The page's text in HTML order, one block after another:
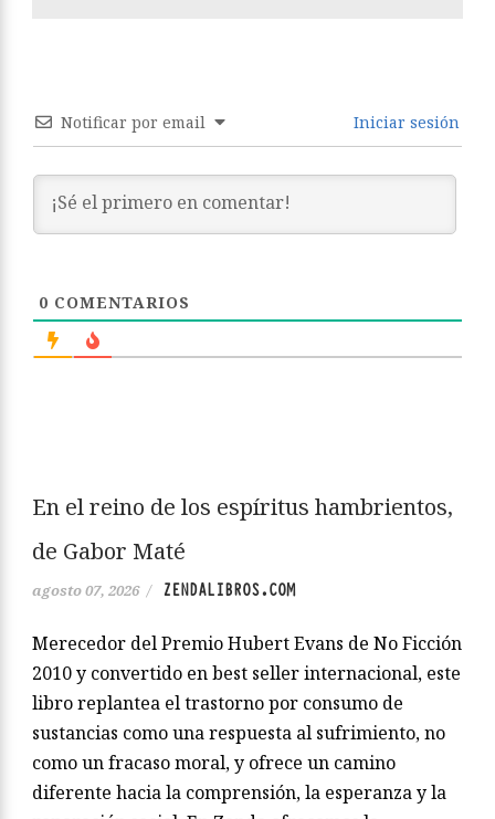
Notificar por email
En el reino de los espíritus hambrientos,
agosto 07, 2026 ZENDALIBROS.COM
Merecedor del Premio Hubert Evans de No Ficción
2010 y convertido en best seller internacional, este
libro replantea el trastorno por consumo de
sustancias como una respuesta al sufrimiento, no